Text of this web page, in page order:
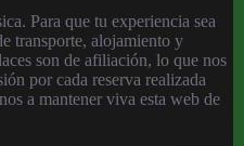
Para que tu experiencia sea
transporte, alojamiento y
son de afiliación, lo que nos
por cada reserva realizada
a mantener viva esta web de